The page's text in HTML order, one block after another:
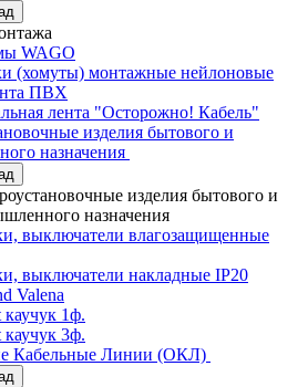
WAGO
(хомуты) монтажные нейлоновые
ПВХ
лента "Осторожно! Кабель"
изделия бытового и
назначения
изделия бытового и
назначения
выключатели влагозащищенные
выключатели накладные IP20
Valena
каучук 1ф.
каучук 3ф.
Кабельные Линии (ОКЛ)